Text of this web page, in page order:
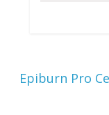
Epiburn Pro